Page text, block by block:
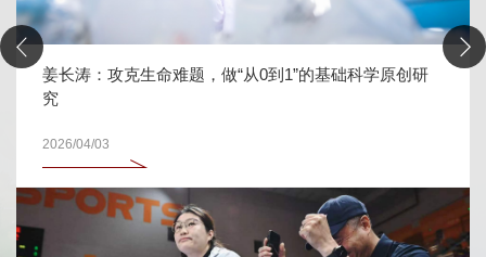
科学原创研
北大女篮斩获学体联2025—2026年全国大学